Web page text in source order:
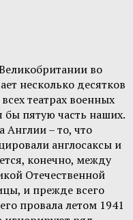
во
несколько десятков
театрах военных
бы пятую часть наших.
Англии – то, что
англосаксы и
конечно, между
Отечественной
и прежде всего
провала летом 1941